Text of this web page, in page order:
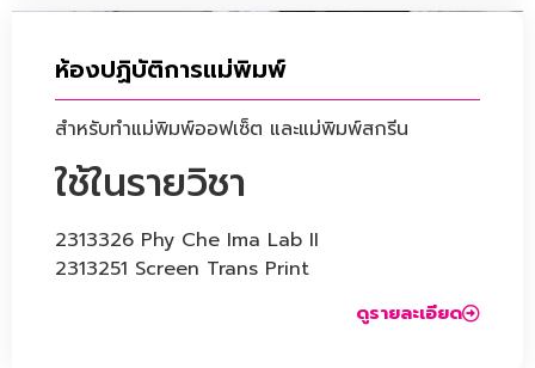
ห้องปฏิบัติการแม่พิมพ์
สำหรับทำแม่พิมพ์ออฟเซ็ต และแม่พิมพ์สกรีน
ใช้ในรายวิชา
2313326 Phy Che Ima Lab II
2313251 Screen Trans Print
ดูรายละเอียด